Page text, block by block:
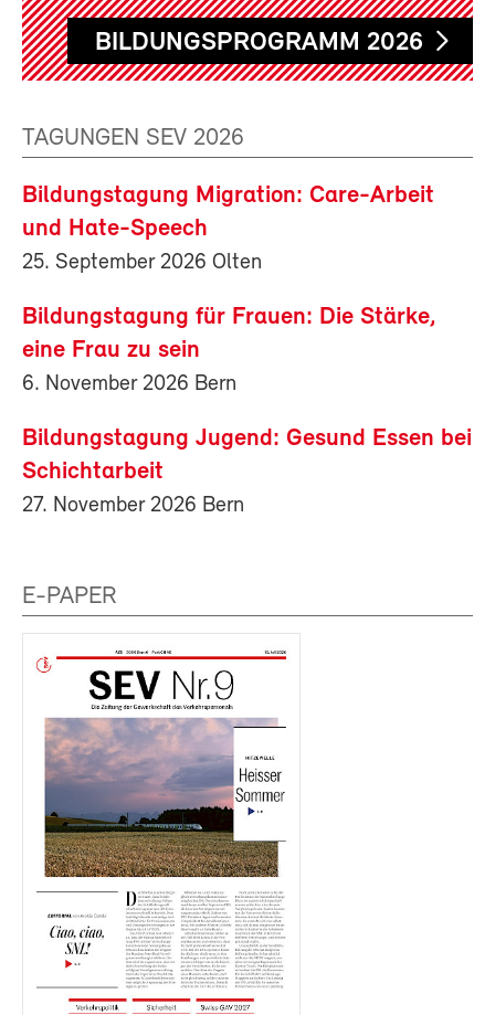
BILDUNGSPROGRAMM 2026
TAGUNGEN SEV 2026
Bildungstagung Migration: Care-Arbeit
und Hate-Speech
25. September 2026 Olten
Bildungstagung für Frauen: Die Stärke,
eine Frau zu sein
6. November 2026 Bern
Bildungstagung Jugend: Gesund Essen bei
Schichtarbeit
27. November 2026 Bern
E-PAPER